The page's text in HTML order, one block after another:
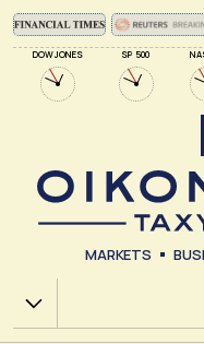
DOW JONES SP 500
MARKETS
Χ.Α.